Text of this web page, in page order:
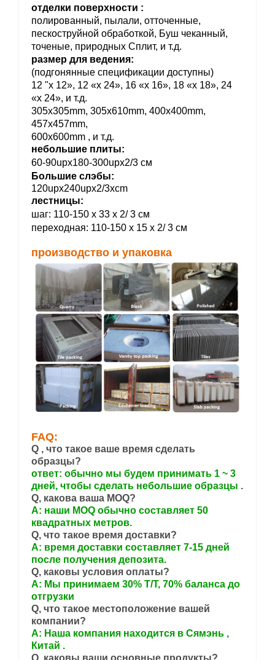
отделки поверхности :
полированный, пылали, отточенные,
пескоструйной обработкой, Буш чеканный,
точеные, природных Сплит, и т.д.
размер для ведения:
(подгонянные спецификации доступны)
12 "x 12», 12 «x 24», 16 «x 16», 18 «x 18», 24
«x 24», и т.д.
305x305mm, 305x610mm, 400x400mm,
457x457mm,
600x600mm , и т.д.
небольшие плиты:
60-90upx180-300upx2/3 см
Большие слэбы:
120upx240upx2/3xcm
лестницы:
шаг: 110-150 x 33 x 2/ 3 см
переходная: 110-150 x 15 x 2/ 3 см
производство и упаковка
FAQ:
Q , что такое ваше время сделать
образцы?
ответ: обычно мы будем принимать 1 ~ 3
дней, чтобы сделать небольшие образцы .
Q, какова ваша MOQ?
A: наши MOQ обычно составляет 50
квадратных метров.
Q, что такое время доставки?
A: время доставки составляет 7-15 дней
после получения депозита.
Q, каковы условия оплаты?
A: Мы принимаем 30% T/T, 70% баланса до
отгрузки
Q, что такое местоположение вашей
компании?
A: Наша компания находится в Сямэнь ,
Китай .